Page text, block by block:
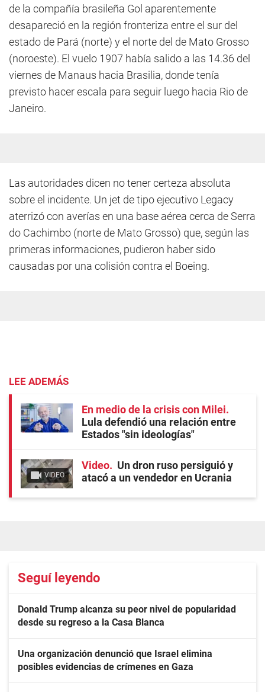
de la compañía brasileña Gol aparentemente
desapareció en la región fronteriza entre el sur del
estado de Pará (norte) y el norte del de Mato Grosso
(noroeste). El vuelo 1907 había salido a las 14.36 del
viernes de Manaus hacia Brasilia, donde tenía
previsto hacer escala para seguir luego hacia Rio de
Janeiro.
Las autoridades dicen no tener certeza absoluta
sobre el incidente. Un jet de tipo ejecutivo Legacy
aterrizó con averías en una base aérea cerca de Serra
do Cachimbo (norte de Mato Grosso) que, según las
primeras informaciones, pudieron haber sido
causadas por una colisión contra el Boeing.
LEE ADEMÁS
En medio de la crisis con Milei
Lula defendió una relación entre
Estados "sin ideologías"
VIDEO
Video
Un dron ruso persiguió y
atacó a un vendedor en Ucrania
Seguí leyendo
Donald Trump alcanza su peor nivel de popularidad
desde su regreso a la Casa Blanca
Una organización denunció que Israel elimina
posibles evidencias de crímenes en Gaza